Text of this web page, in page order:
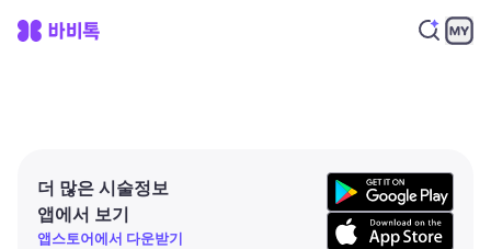
더 많은 시술정보
앱에서 보기
앱스토어에서 다운받기